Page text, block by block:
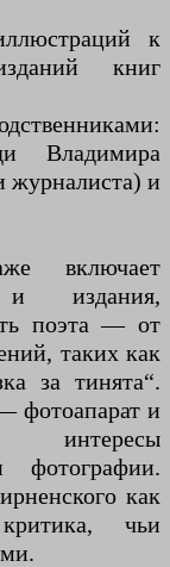
к
книг
Владимира
журналиста) и
включает
и издания,
поэта — от
таких как
за тинята“.
фотоапарат и
интересы
как
чьи